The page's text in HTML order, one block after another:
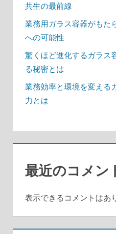
共生の最前線
業務用ガラス容器がもた
への可能性
驚くほど進化するガラス
る秘密とは
業務効率と環境を変える
力とは
最近のコメン
表示できるコメントはあ